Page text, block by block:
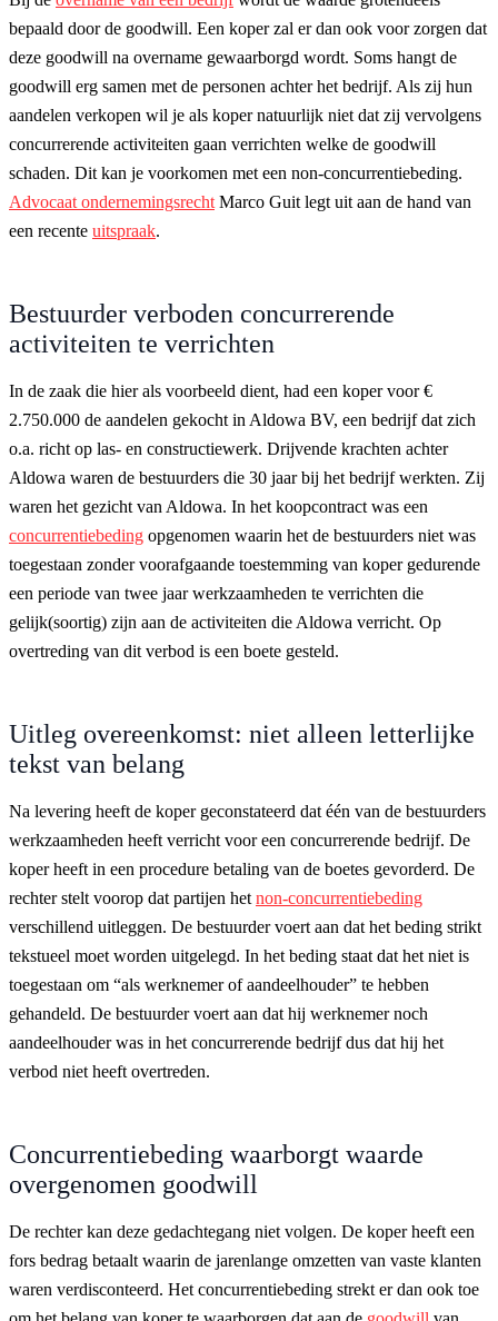
bepaald door de goodwill. Een koper zal er dan ook voor zorgen dat
deze goodwill na overname gewaarborgd wordt. Soms hangt de
goodwill erg samen met de personen achter het bedrijf. Als zij hun
aandelen verkopen wil je als koper natuurlijk niet dat zij vervolgens
concurrerende activiteiten gaan verrichten welke de goodwill
schaden. Dit kan je voorkomen met een non-concurrentiebeding.
Advocaat ondernemingsrecht Marco Guit legt uit aan de hand van
een recente uitspraak.
Bestuurder verboden concurrerende
activiteiten te verrichten
In de zaak die hier als voorbeeld dient, had een koper voor €
2.750.000 de aandelen gekocht in Aldowa BV, een bedrijf dat zich
o.a. richt op las- en constructiewerk. Drijvende krachten achter
Aldowa waren de bestuurders die 30 jaar bij het bedrijf werkten. Zij
waren het gezicht van Aldowa. In het koopcontract was een
concurrentiebeding opgenomen waarin het de bestuurders niet was
toegestaan zonder voorafgaande toestemming van koper gedurende
een periode van twee jaar werkzaamheden te verrichten die
gelijk(soortig) zijn aan de activiteiten die Aldowa verricht. Op
overtreding van dit verbod is een boete gesteld.
Uitleg overeenkomst: niet alleen letterlijke
tekst van belang
Na levering heeft de koper geconstateerd dat één van de bestuurders
werkzaamheden heeft verricht voor een concurrerende bedrijf. De
koper heeft in een procedure betaling van de boetes gevorderd. De
rechter stelt voorop dat partijen het non-concurrentiebeding
verschillend uitleggen. De bestuurder voert aan dat het beding strikt
tekstueel moet worden uitgelegd. In het beding staat dat het niet is
toegestaan om “als werknemer of aandeelhouder” te hebben
gehandeld. De bestuurder voert aan dat hij werknemer noch
aandeelhouder was in het concurrerende bedrijf dus dat hij het
verbod niet heeft overtreden.
Concurrentiebeding waarborgt waarde
overgenomen goodwill
De rechter kan deze gedachtegang niet volgen. De koper heeft een
fors bedrag betaalt waarin de jarenlange omzetten van vaste klanten
waren verdisconteerd. Het concurrentiebeding strekt er dan ook toe